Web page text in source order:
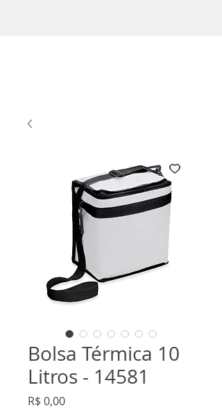
Bolsa Térmica 10
Litros - 14581
R$ 0,00Preço